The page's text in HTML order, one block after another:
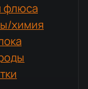
флюса
химия